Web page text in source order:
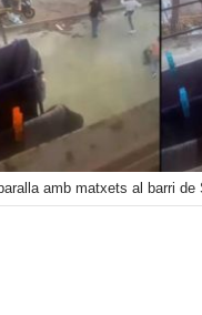
amb matxets al barri de